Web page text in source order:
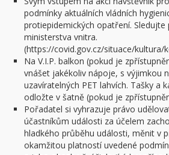
podmínky aktuálních vládních
protiepidemických opatření.
ministerstva vnitra.
(https://covid.gov.cz/situace/kultura/
Na V.I.P. balkon (pokud je
vnášet jakékoliv nápoje, s výjimkou
uzavíratelných PET lahvích. Tašky a
odložte v šatně (pokud je
Pořadatel si vyhrazuje právo
účastníkům události za účelem
hladkého průběhu události, měnit v
okamžitou platností uvedené